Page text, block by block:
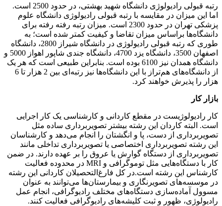
رتبه قبولی رادیولوژی دانشگاه شهید بهشتی، در حدود 2500 است.
اما این میزان در مقایسه با رتبه قبولی رادیولوژی دانشگاه علوم
پزشکی تهران در حدود 2300 است. میزان رتبه رفته رفته برای
دانشگاه‌ها براساس میزان تقاضا و کیفیت کمتر شده است؛ به
طوری که رتبه قبولی رادیولوژی در دانشگاه شیراز 2800، دانشگاه
اصفهان 3500، دانشگاه یزد 4700، دانشگاه جندی شاپور اهواز 5000 و
دانشگاه همدان نیز 6100 بوده است. بنابراین طبیعی است که هر یک
از دانشگاه‌های هم‌تراز با این دانشگاه‌ها نیز رتبه‌ای بین 2 هزار تا 6
هزار را پذیرش خواهند کرد.
بازار کار
کار رادیولوژیست در مقطع کاردانی و کارشناسی یک کار اجرایی
است. البته کاردان این رشته بیشتر تصویربرداری ساده مثل
تصویربرداری از دست، پا و انگشتان را انجام می‌دهد و کارشناسان
این رشته تصویربرداری اختصاصی یا تصویربرداری تداخلی مانند
تصویربرداری از دستگاه گوارش یا عروق را بر عهده دارند. در ضمن
کار با دستگاه‌هایی مثل توموگرافی و MRI در محدوده فعالیت
کارشناس این رشته است.در کل فارغ‌التحصیلان کاردانی این رشته
در موسسه‌های تصویرنگاری و بیمارستان‌ها می‌توانند به عنوان
مسوول آماده‌سازی دستگاه‌های مختلف رادیوگرافی، انجام عمل
رادیولوژی، ظهور و ثبت کلیشه‌های رادیوگرافی فعالیت کنند.